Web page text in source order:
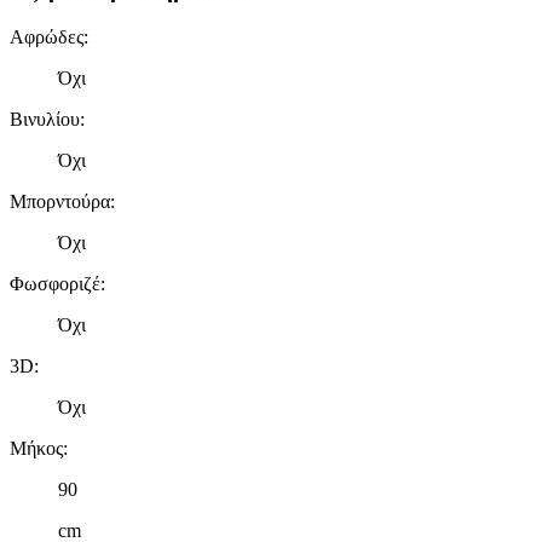
Αφρώδες:
Όχι
Βινυλίου:
Όχι
Μπορντούρα:
Όχι
Φωσφοριζέ:
Όχι
3D:
Όχι
Μήκος:
90
cm